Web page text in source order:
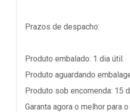
Prazos de despacho:
Produto embalado: 1 dia útil.
Produto aguardando
Produto sob encomenda: 15
Garanta agora o melhor para